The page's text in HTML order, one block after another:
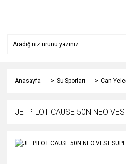
Anasayfa Su Sporları Can
JETPILOT CAUSE 50N NEO